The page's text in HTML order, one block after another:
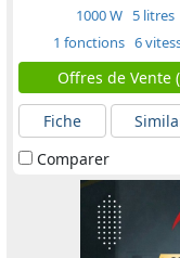
1000 W 5 litres
1 fonctions 6
Offres de Vente
Fiche
Comparer